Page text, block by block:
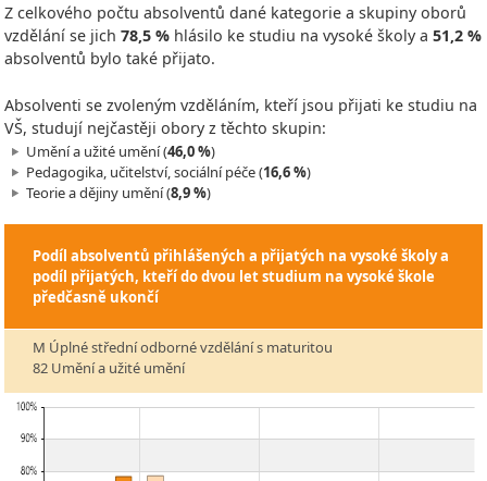
Z celkového počtu absolventů dané kategorie a skupiny oborů
vzdělání se jich 78,5 % hlásilo ke studiu na vysoké školy a 51,2 %
absolventů bylo také přijato.
Absolventi se zvoleným vzděláním, kteří jsou přijati ke studiu na
VŠ, studují nejčastěji obory z těchto skupin:
Umění a užité umění (46,0 %)
Pedagogika, učitelství, sociální péče (16,6 %)
Teorie a dějiny umění (8,9 %)
Podíl absolventů přihlášených a přijatých na vysoké školy a
podíl přijatých, kteří do dvou let studium na vysoké škole
předčasně ukončí
M Úplné střední odborné vzdělání s maturitou
82 Umění a užité umění